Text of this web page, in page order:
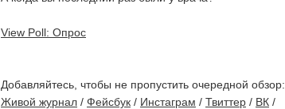
View Poll: Опрос
Добавляйтесь, чтобы не пропустить очередной обзор:
Живой журнал / Фейсбук / Инстаграм / Твиттер / ВК /